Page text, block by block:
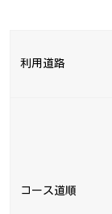
利用道路
コース道順